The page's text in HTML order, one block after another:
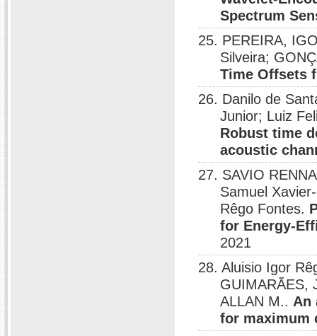
Spectrum
25. PEREIRA,
Silveira;
Time Offsets
26. Danilo de
Junior; Luiz
Robust time
acoustic
27. SAVIO
Samuel
Rêgo Fontes.
for Energy-
2021
28. Aluisio Igor
GUIMARÃES,
ALLAN M.. An
for maximum